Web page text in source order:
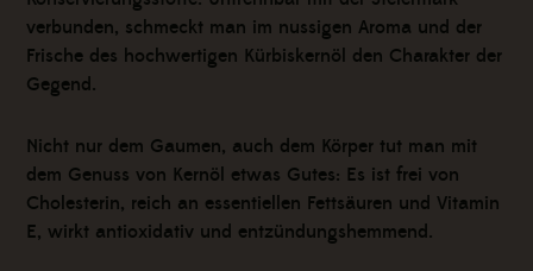
verbunden, schmeckt man im nussigen Aroma und der
Frische des hochwertigen Kürbiskernöl den Charakter der
Gegend.
Nicht nur dem Gaumen, auch dem Körper tut man mit
dem Genuss von Kernöl etwas Gutes: Es ist frei von
Cholesterin, reich an essentiellen Fettsäuren und Vitamin
E, wirkt antioxidativ und entzündungshemmend.